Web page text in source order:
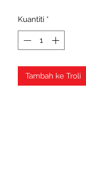
Kuantiti *
Tambah ke Troli